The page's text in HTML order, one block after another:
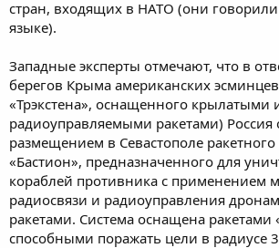
стран, входящих в НАТО (они
языке).
Западные эксперты отмечают, что в
берегов Крыма американских
«Трэкстена», оснащенного крылатыми
радиоуправляемыми ракетами) Россия
размещением в Севастополе ракетного
«Бастион», предназначенного для
кораблей противника с применением
радиосвязи и радиоуправления
ракетами. Система оснащена ракетами
способными поражать цели в радиусе